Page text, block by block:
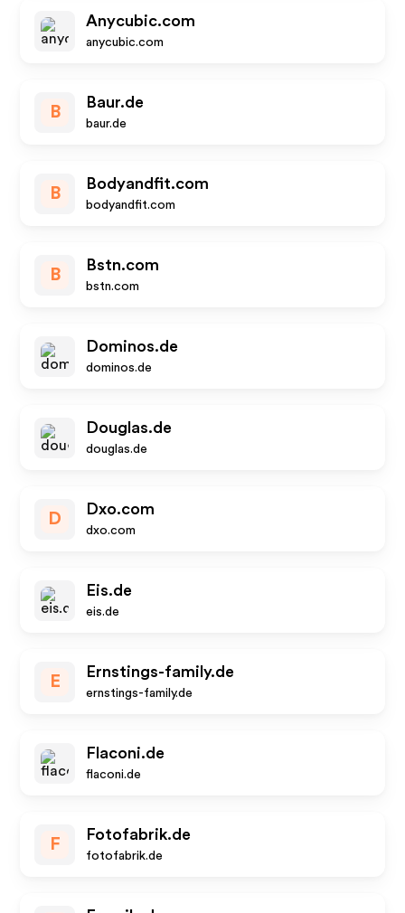
Anycubic.com
anycubic.com
B
Baur.de
baur.de
B
Bodyandfit.com
bodyandfit.com
B
Bstn.com
bstn.com
Dominos.de
dominos.de
Douglas.de
douglas.de
D
Dxo.com
dxo.com
Eis.de
eis.de
E
Ernstings-family.de
ernstings-family.de
Flaconi.de
flaconi.de
F
Fotofabrik.de
fotofabrik.de